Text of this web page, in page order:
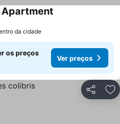
Apartment
da cidade
os preços
Ver preços
Partilhar